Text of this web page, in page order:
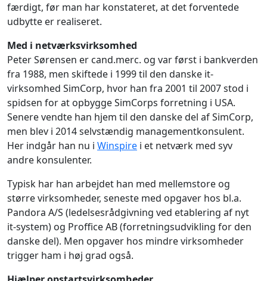
færdigt, før man har konstateret, at det forventede
udbytte er realiseret.
Med i netværksvirksomhed
Peter Sørensen er cand.merc. og var først i bankverden
fra 1988, men skiftede i 1999 til den danske it-
virksomhed SimCorp, hvor han fra 2001 til 2007 stod i
spidsen for at opbygge SimCorps forretning i USA.
Senere vendte han hjem til den danske del af SimCorp,
men blev i 2014 selvstændig managementkonsulent.
Her indgår han nu i Winspire i et netværk med syv
andre konsulenter.
Typisk har han arbejdet han med mellemstore og
større virksomheder, seneste med opgaver hos bl.a.
Pandora A/S (ledelsesrådgivning ved etablering af nyt
it-system) og Proffice AB (forretningsudvikling for den
danske del). Men opgaver hos mindre virksomheder
trigger ham i høj grad også.